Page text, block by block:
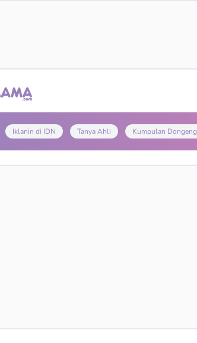
Iklanin di IDN Tanya Ahli Kumpulan Dongeng